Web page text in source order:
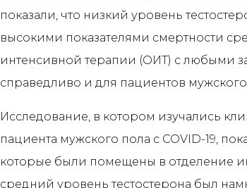
показали, что низкий уровень
высокими показателями смертности
интенсивной терапии (ОИТ) с любыми
справедливо и для пациентов мужского
Исследование, в котором изучались
пациента мужского пола с COVID-19,
которые были помещены в отделение
средний уровень тестостерона был